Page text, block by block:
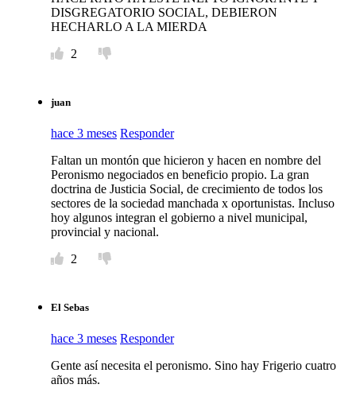
DISGREGATORIO SOCIAL, DEBIERON
HECHARLO A LA MIERDA
2
juan
hace 3 meses Responder
Faltan un montón que hicieron y hacen en nombre del
Peronismo negociados en beneficio propio. La gran
doctrina de Justicia Social, de crecimiento de todos los
sectores de la sociedad manchada x oportunistas. Incluso
hoy algunos integran el gobierno a nivel municipal,
provincial y nacional.
2
El Sebas
hace 3 meses Responder
Gente así necesita el peronismo. Sino hay Frigerio cuatro
años más.